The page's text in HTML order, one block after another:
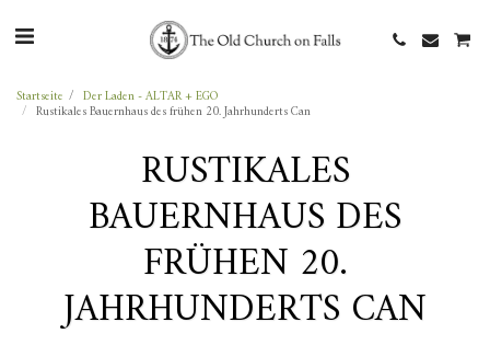
Startseite Der Laden - ALTAR + EGO
Rustikales Bauernhaus des frühen 20. Jahrhunderts Can
RUSTIKALES
BAUERNHAUS DES
FRÜHEN 20.
JAHRHUNDERTS CAN